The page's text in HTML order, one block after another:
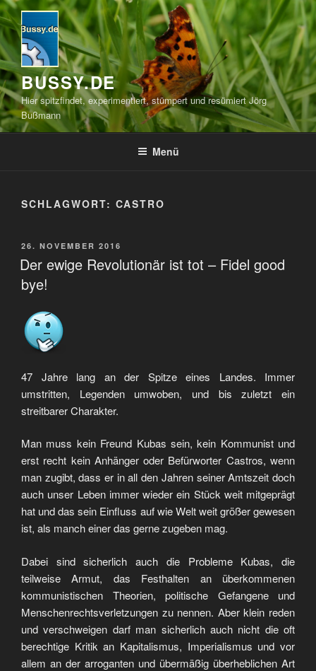
Zum
Inhalt
springen
BUSSY.DE
Hier spitzfindet, experimentiert, stümpert und resümiert Jörg
Bußmann
Menü
SCHLAGWORT: CASTRO
VERÖFFENTLICHT
AM
26. NOVEMBER 2016
Der ewige Revolutionär ist tot – Fidel good
bye!
47 Jahre lang an der Spitze eines Landes. Immer
umstritten, Legenden umwoben, und bis zuletzt ein
streitbarer Charakter.
Man muss kein Freund Kubas sein, kein Kommunist und
erst recht kein Anhänger oder Befürworter Castros, wenn
man zugibt, dass er in all den Jahren seiner Amtszeit doch
auch unser Leben immer wieder ein Stück weit mitgeprägt
hat und das sein Einfluss auf wie Welt weit größer gewesen
ist, als manch einer das gerne zugeben mag.
Dabei sind sicherlich auch die Probleme Kubas, die
teilweise Armut, das Festhalten an überkommenen
kommunistischen Theorien, politische Gefangene und
Menschenrechtsverletzungen zu nennen. Aber klein reden
und verschweigen darf man sicherlich auch nicht die oft
berechtige Kritik an Kapitalismus, Imperialismus und vor
allem an der arroganten und übermäßig überheblichen Art